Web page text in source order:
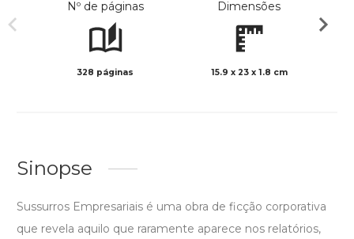
Nº de páginas
328 páginas
Dimensões
15.9 x 23 x 1.8 cm
Sinopse
Sussurros Empresariais é uma obra de ficção corporativa
que revela aquilo que raramente aparece nos relatórios,